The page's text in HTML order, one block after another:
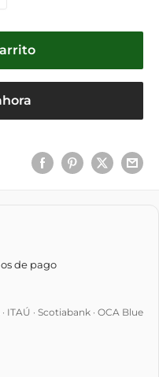
de pago
ITAÚ · Scotiabank · OCA Blue